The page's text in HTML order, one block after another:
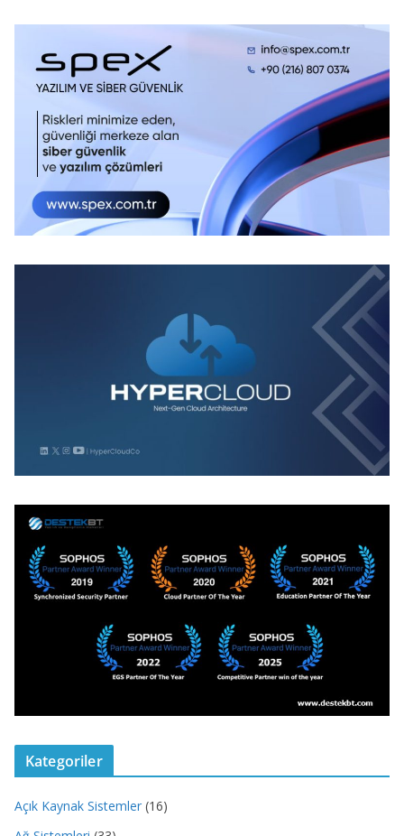
Kategoriler
Açık Kaynak Sistemler (16)